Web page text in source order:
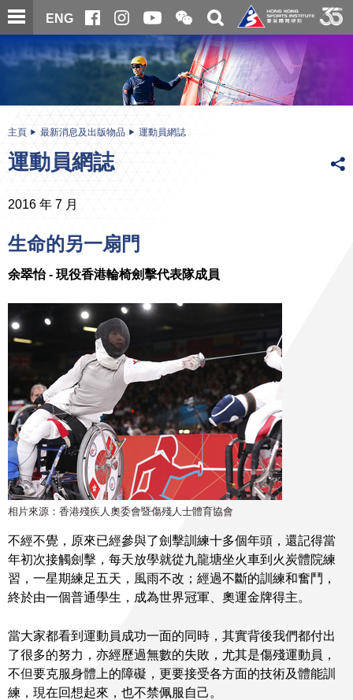
跳
至
內
ENG
開
合
微
信
二
維
碼
關
搜
尋
内
主頁 最新消息及出版物品 運動員網誌
運動員網誌
2016 年 7 月
生命的另一扇門
余翠怡 - 現役香港輪椅劍擊代表隊成員
相片來源：香港殘疾人奧委會暨傷殘人士體育協會
不經不覺，原來已經參與了劍擊訓練十多個年頭，還記得當
年初次接觸劍擊，每天放學就從九龍塘坐火車到火炭體院練
習，一星期練足五天，風雨不改；經過不斷的訓練和奮鬥，
終於由一個普通學生，成為世界冠軍、奧運金牌得主。
當大家都看到運動員成功一面的同時，其實背後我們都付出
了很多的努力，亦經歷過無數的失敗，尤其是傷殘運動員，
不但要克服身體上的障礙，更要接受各方面的技術及體能訓
練，現在回想起來，也不禁佩服自己。